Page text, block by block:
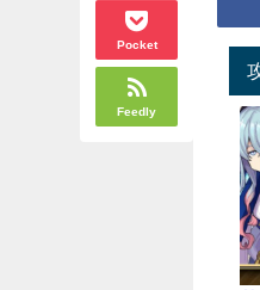
Pocket
Feedly